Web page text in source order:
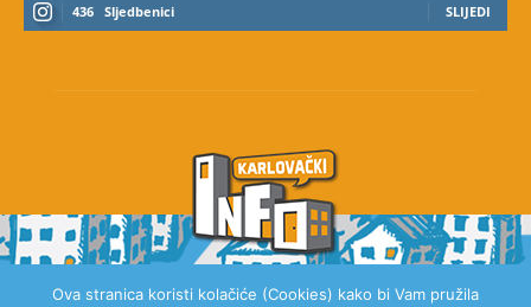
436 Sljedbenici SLIJEDI
Ova stranica koristi kolačiće (Cookies) kako bi Vam pružila